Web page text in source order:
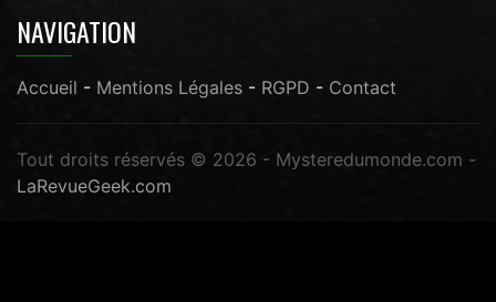
NAVIGATION
Accueil - Mentions Légales - RGPD - Contact
Tout droits réservés © 2026 - Mysteredumonde.com -
LaRevueGeek.com